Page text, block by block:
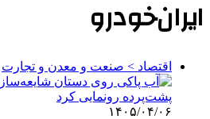
ایران‌خودرو
اقتصاد > صنعت و معدن و تجارت
۱۴۰۵/۰۴/۰۶